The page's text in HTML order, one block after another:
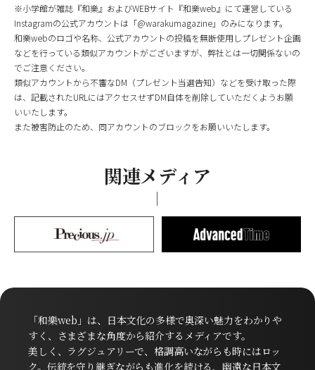
※小学館が雑誌『和樂』およびWEBサイト『和樂web』にて運営している
Instagramの公式アカウントは「@warakumagazine」のみになります。
和樂webのロゴや名称、公式アカウントの投稿を無断使用しプレゼント企画
などを行っている類似アカウントがございますが、弊社とは一切関係ないの
でご注意ください。
類似アカウントから不審なDM（プレゼント当選告知）などを受け取った際
は、記載されたURLにはアクセスせずDM自体を削除していただくようお願
いいたします。
また被害防止のため、同アカウントのブロックをお願いいたします。
関連メディア
「和樂web」は、日本文化の多様で奥深い魅力をわかりや
すく、さまざまな角度から紹介するメディアです。
美しく、ラグジュアリーで、格調高いながらも時にはロッ
ク。伝統を守り継ぎながらも進化を続ける、幽遠な日本文